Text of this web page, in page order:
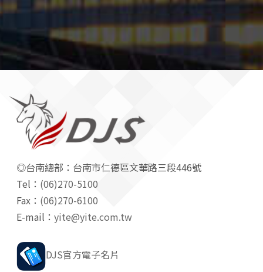
◎台南總部：台南市仁德區文華路三段446號
Tel： (06)270-5100
Fax： (06)270-6100
E-mail： yite@yite.com.tw
DJS官方電子名片